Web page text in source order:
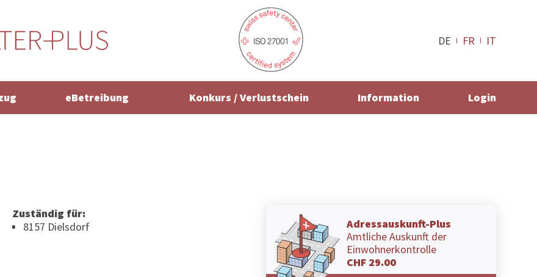
DE FR IT
eBetreibung Konkurs / Verlustschein Information Login
Zuständig für:
8157 Dielsdorf
Adressauskunft-Plus
Amtliche Auskunft der
Einwohnerkontrolle
CHF 29.00